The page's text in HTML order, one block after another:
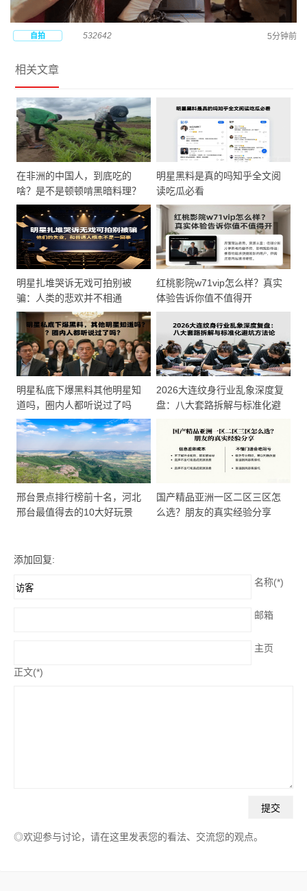
自拍 532642 5分钟前
相关文章
在非洲的中国人，到底吃的
啥？是不是顿顿啃黑暗料理？
明星黑料是真的吗知乎全文阅
读吃瓜必看
明星扎堆哭诉无戏可拍别被
骗：人类的悲欢并不相通
红桃影院w71vip怎么样？真实
体验告诉你值不值得开
明星私底下爆黑料其他明星知
道吗，圈内人都听说过了吗
2026大连纹身行业乱象深度复
盘：八大套路拆解与标准化避
邢台景点排行榜前十名，河北
邢台最值得去的10大好玩景
国产精品亚洲一区二区三区怎
么选？朋友的真实经验分享
添加回复:
名称(*)
邮箱
主页
正文(*)
◎欢迎参与讨论，请在这里发表您的看法、交流您的观点。